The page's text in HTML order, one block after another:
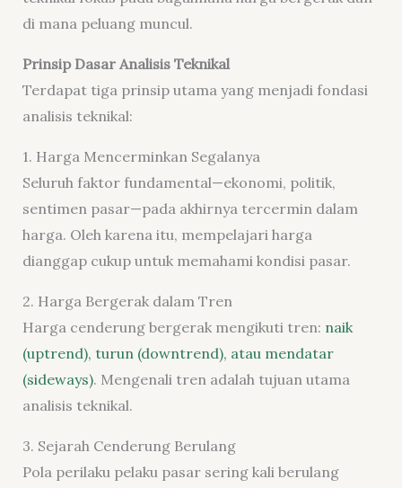
di mana peluang muncul.
Prinsip Dasar Analisis Teknikal
Terdapat tiga prinsip utama yang menjadi fondasi
analisis teknikal:
1. Harga Mencerminkan Segalanya
Seluruh faktor fundamental—ekonomi, politik,
sentimen pasar—pada akhirnya tercermin dalam
harga. Oleh karena itu, mempelajari harga
dianggap cukup untuk memahami kondisi pasar.
2. Harga Bergerak dalam Tren
Harga cenderung bergerak mengikuti tren: naik
(uptrend), turun (downtrend), atau mendatar
(sideways). Mengenali tren adalah tujuan utama
analisis teknikal.
3. Sejarah Cenderung Berulang
Pola perilaku pelaku pasar sering kali berulang